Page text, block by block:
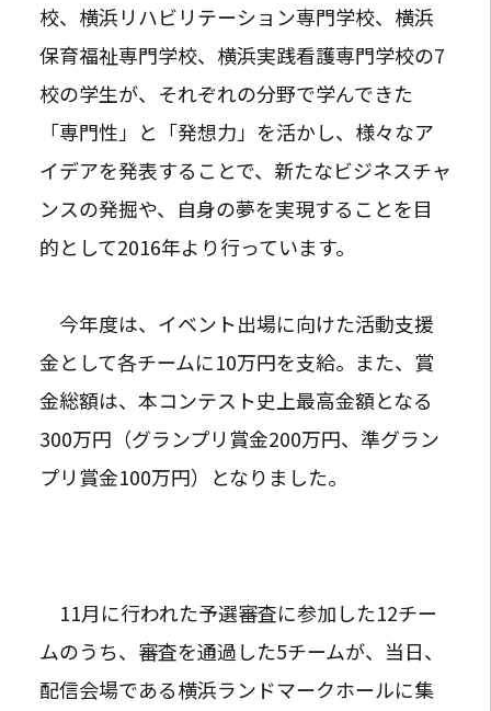
校、横浜リハビリテーション専門学校、横浜
保育福祉専門学校、横浜実践看護専門学校の7
校の学生が、それぞれの分野で学んできた
「専門性」と「発想力」を活かし、様々なア
イデアを発表することで、新たなビジネスチャ
ンスの発掘や、自身の夢を実現することを目
的として2016年より行っています。
今年度は、イベント出場に向けた活動支援
金として各チームに10万円を支給。また、賞
金総額は、本コンテスト史上最高金額となる
300万円（グランプリ賞金200万円、準グラン
プリ賞金100万円）となりました。
11月に行われた予選審査に参加した12チー
ムのうち、審査を通過した5チームが、当日、
配信会場である横浜ランドマークホールに集